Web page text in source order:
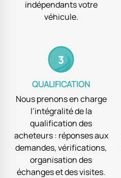
indépendants votre
véhicule.
QUALIFICATION
Nous prenons en charge
l’intégralité de la
qualification des
acheteurs : réponses aux
demandes, vérifications,
organisation des
échanges et des visites.